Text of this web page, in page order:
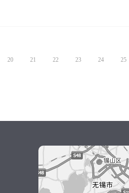
20 21 22 23 24 25